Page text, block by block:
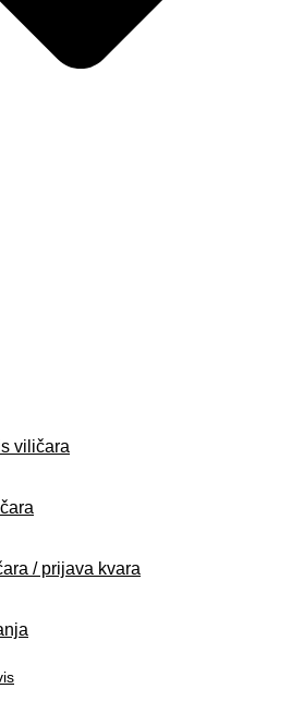
viličara
/ prijava kvara